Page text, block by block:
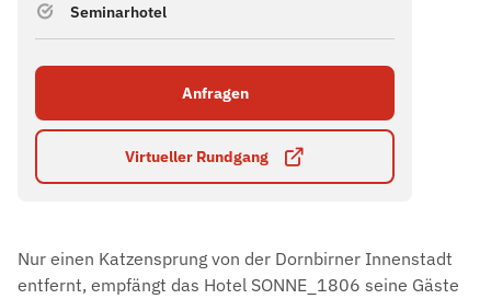
Seminarhotel
Anfragen
Virtueller Rundgang
Nur einen Katzensprung von der Dornbirner Innenstadt
entfernt, empfängt das Hotel SONNE_1806 seine Gäste